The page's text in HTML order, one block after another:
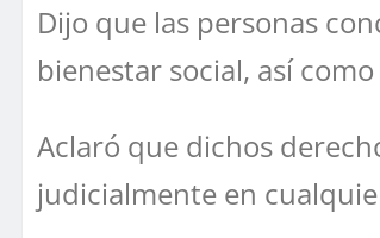
Dijo que las personas
bienestar social, así
Aclaró que dichos
judicialmente en